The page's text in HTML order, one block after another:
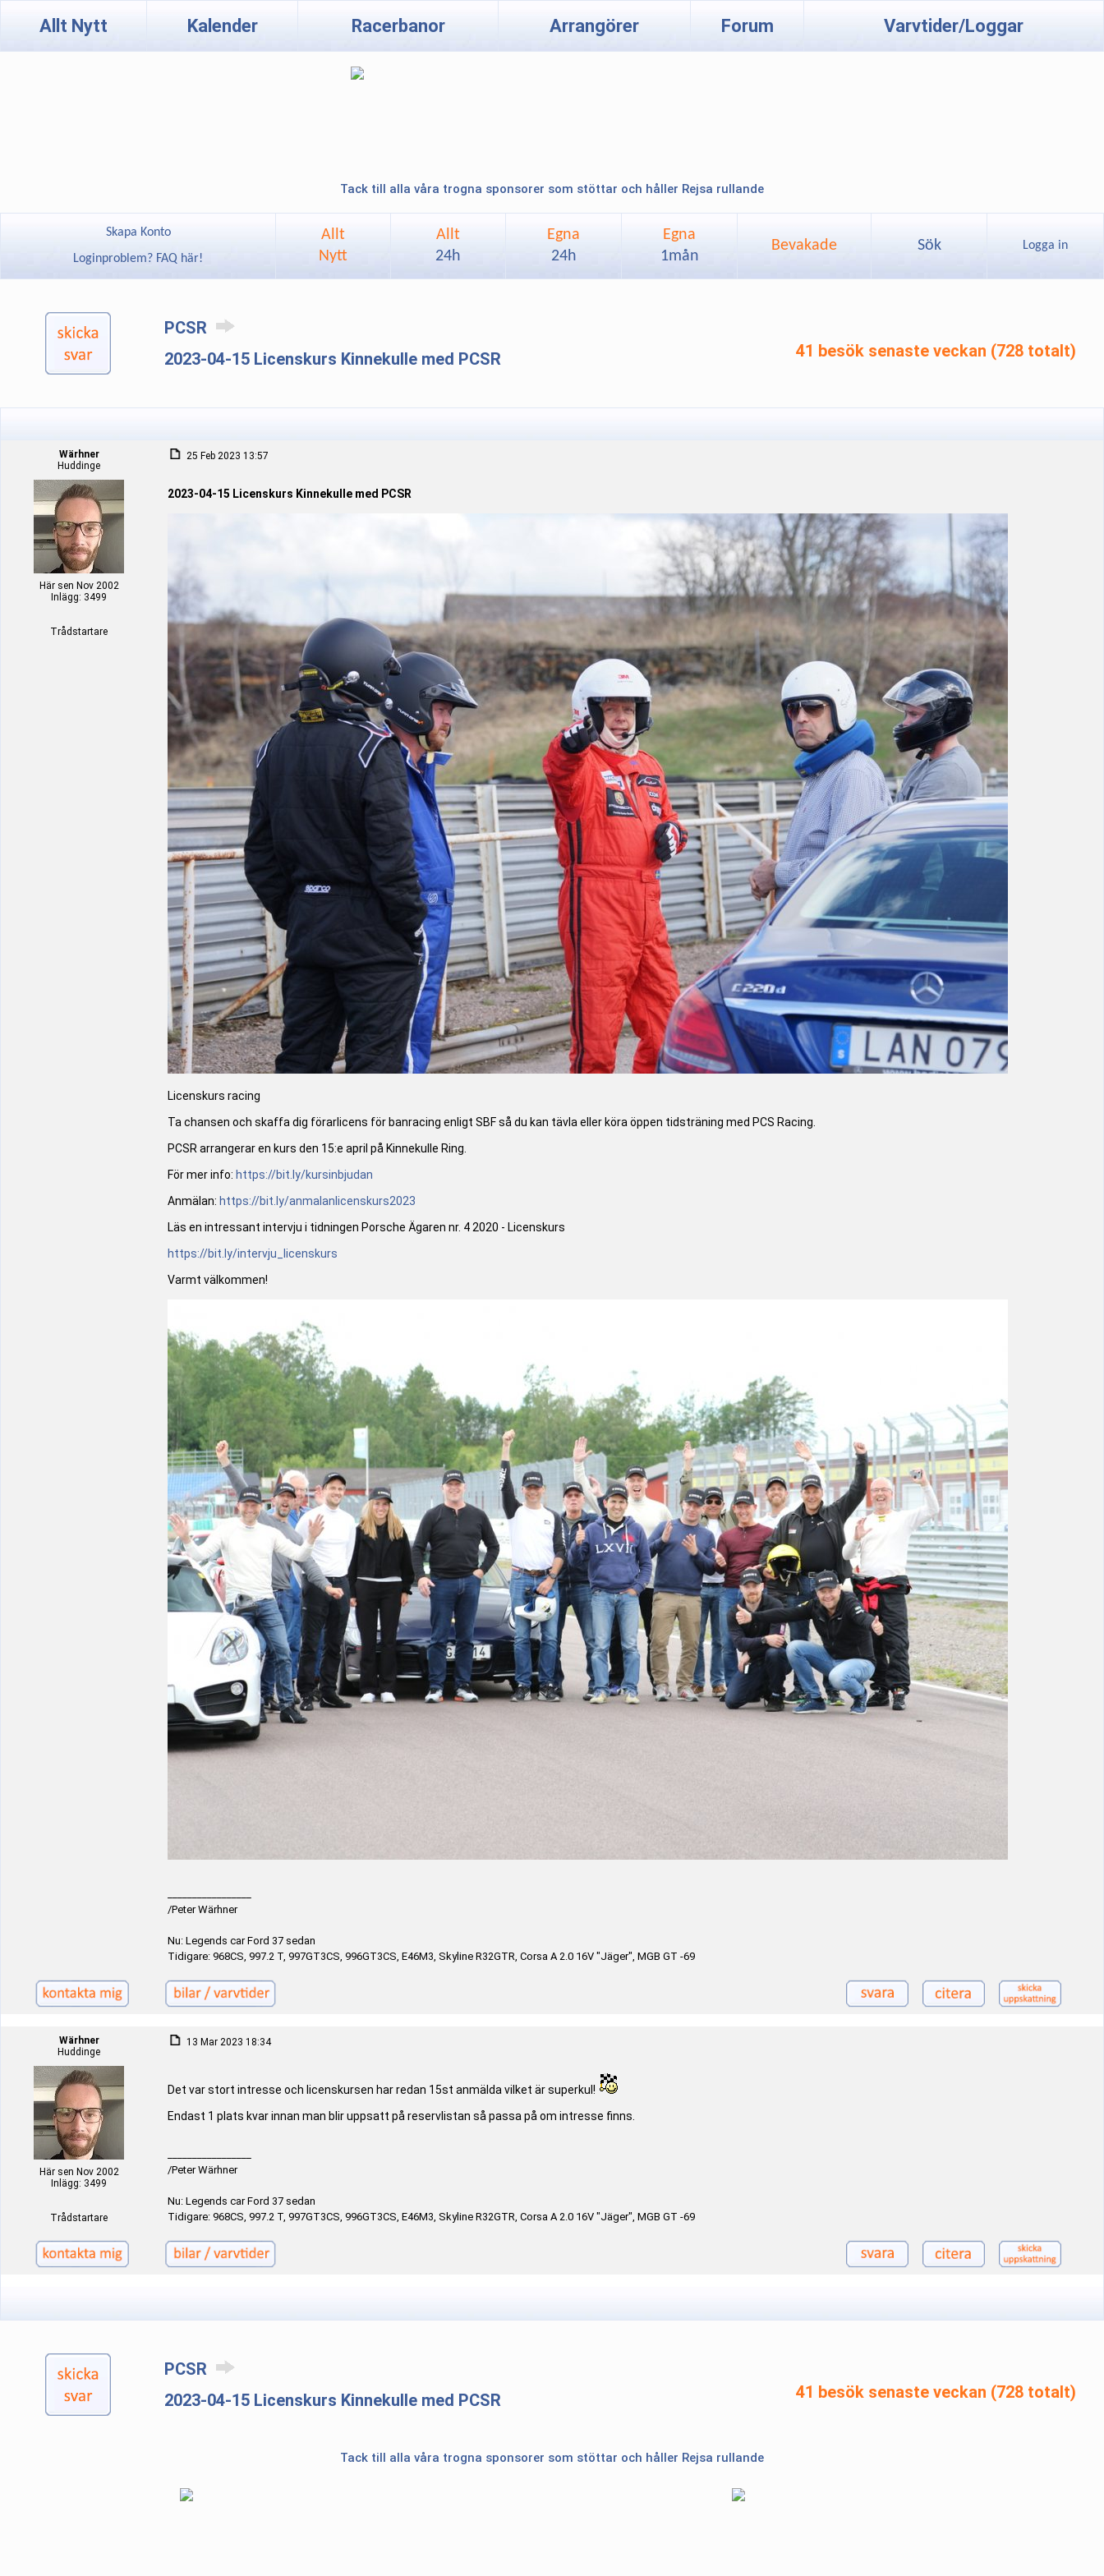
Allt Nytt Kalender Racerbanor Arrangörer Forum Varvtider/Loggar
Tack till alla våra trogna sponsorer som stöttar och håller Rejsa rullande
Skapa Konto
Loginproblem? FAQ här!
Allt
Nytt
Allt
24h
Egna
24h
Egna
1mån
Bevakade Sök Logga in
PCSR
2023-04-15 Licenskurs Kinnekulle med PCSR
41 besök senaste veckan (728 totalt)
Wärhner
Huddinge
Här sen Nov 2002
Inlägg: 3499
Trådstartare
25 Feb 2023 13:57
2023-04-15 Licenskurs Kinnekulle med PCSR
Licenskurs racing
Ta chansen och skaffa dig förarlicens för banracing enligt SBF så du kan tävla eller köra öppen tidsträning med PCS Racing.
PCSR arrangerar en kurs den 15:e april på Kinnekulle Ring.
För mer info: https://bit.ly/kursinbjudan
Anmälan: https://bit.ly/anmalanlicenskurs2023
Läs en intressant intervju i tidningen Porsche Ägaren nr. 4 2020 - Licenskurs
https://bit.ly/intervju_licenskurs
Varmt välkommen!
/Peter Wärhner
Nu: Legends car Ford 37 sedan
Tidigare: 968CS, 997.2 T, 997GT3CS, 996GT3CS, E46M3, Skyline R32GTR, Corsa A 2.0 16V "Jäger", MGB GT -69
Wärhner
Huddinge
Här sen Nov 2002
Inlägg: 3499
Trådstartare
13 Mar 2023 18:34
Det var stort intresse och licenskursen har redan 15st anmälda vilket är superkul!
Endast 1 plats kvar innan man blir uppsatt på reservlistan så passa på om intresse finns.
/Peter Wärhner
Nu: Legends car Ford 37 sedan
Tidigare: 968CS, 997.2 T, 997GT3CS, 996GT3CS, E46M3, Skyline R32GTR, Corsa A 2.0 16V "Jäger", MGB GT -69
PCSR
2023-04-15 Licenskurs Kinnekulle med PCSR
41 besök senaste veckan (728 totalt)
Tack till alla våra trogna sponsorer som stöttar och håller Rejsa rullande